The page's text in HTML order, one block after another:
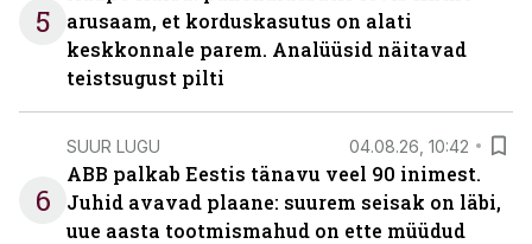
5
arusaam, et korduskasutus on alati
keskkonnale parem. Analüüsid näitavad
teistsugust pilti
6
SUUR LUGU 04.08.26, 10:42
ABB palkab Eestis tänavu veel 90 inimest.
Juhid avavad plaane: suurem seisak on läbi,
uue aasta tootmismahud on ette müüdud